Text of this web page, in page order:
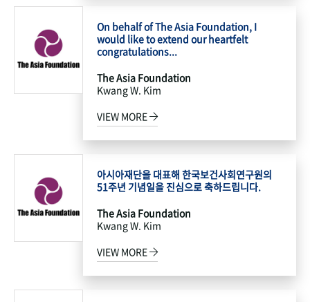
On behalf of The Asia Foundation, I
would like to extend our heartfelt
congratulations...
The Asia Foundation
Kwang W. Kim
VIEW MORE
아시아재단을 대표해 한국보건사회연구원의
51주년 기념일을 진심으로 축하드립니다.
The Asia Foundation
Kwang W. Kim
VIEW MORE